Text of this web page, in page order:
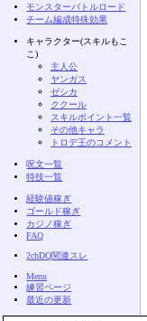
モンスターバトルロード
チーム編成特殊効果
キャラクター(スキルもこ
こ)
主人公
ヤンガス
ゼシカ
ククール
スキルポイント一覧
その他キャラ
トロデ王のコメント
呪文一覧
特技一覧
経験値稼ぎ
ゴールド稼ぎ
カジノ稼ぎ
FAQ
2chDQ関連スレ
Menu
練習ページ
最近の更新